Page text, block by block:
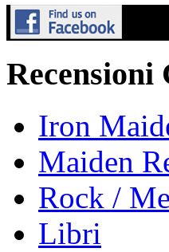
Recensioni
Iron
Maiden
Rock /
Libri